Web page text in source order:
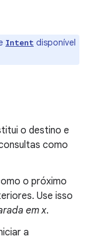
Intent disponível
o destino e
como
o próximo
Use isso
em x.
a